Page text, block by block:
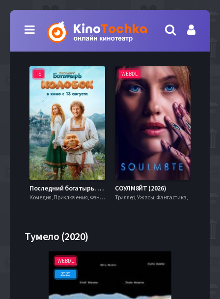
TS
Последний богатырь. Колобок (2026)
Комедия, Приключения, Фэнтези,
WEBDL
СОУЛМ8ЙТ (2026)
Триллер, Ужасы, Фантастика,
Тумело (2020)
WEBDL
2020